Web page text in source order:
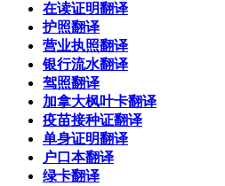
在读证明翻译
护照翻译
营业执照翻译
银行流水翻译
驾照翻译
加拿大枫叶卡翻译
疫苗接种证翻译
单身证明翻译
户口本翻译
绿卡翻译